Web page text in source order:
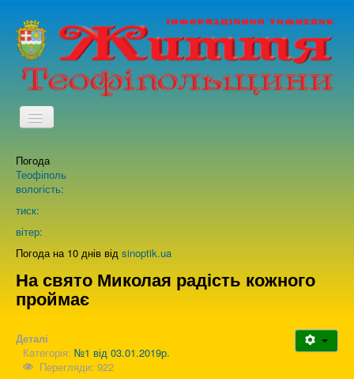
TPL_PROTOSTAR_TOGGLE_MENU
Про нас
Зворотній зв'язок
Погода
Теофіполь
вологість:
тиск:
вітер:
Погода на 10 днів від sinoptik.ua
На свято Миколая радість кожного
проймає
Деталі
Категорія: №1 від 03.01.2019р.
Перегляди: 922